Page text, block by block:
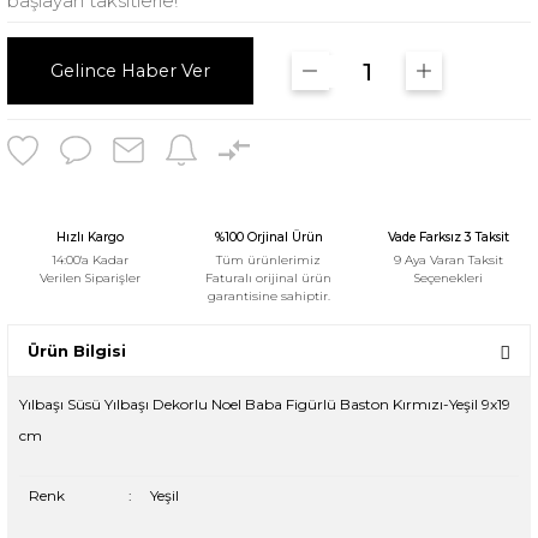
Gelince Haber Ver
Hızlı Kargo
14:00'a Kadar
Verilen Siparişler
%100 Orjinal Ürün
Tüm ürünlerimiz
Faturalı orijinal ürün
garantisine sahiptir.
Vade Farksız 3 Taksit
9 Aya Varan Taksit
Seçenekleri
Ürün Bilgisi
Yılbaşı Süsü Yılbaşı Dekorlu Noel Baba Figürlü Baston Kırmızı-Yeşil 9x19
cm
Renk : Yeşil